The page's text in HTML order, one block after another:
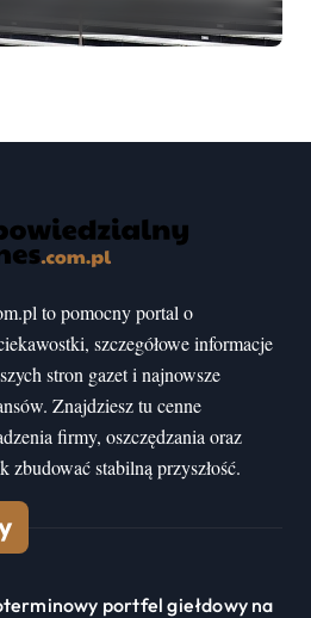
to pomocny portal o
szczegółowe informacje
stron gazet i najnowsze
Znajdziesz tu cenne
firmy, oszczędzania oraz
stabilną przyszłość.
portfel giełdowy na